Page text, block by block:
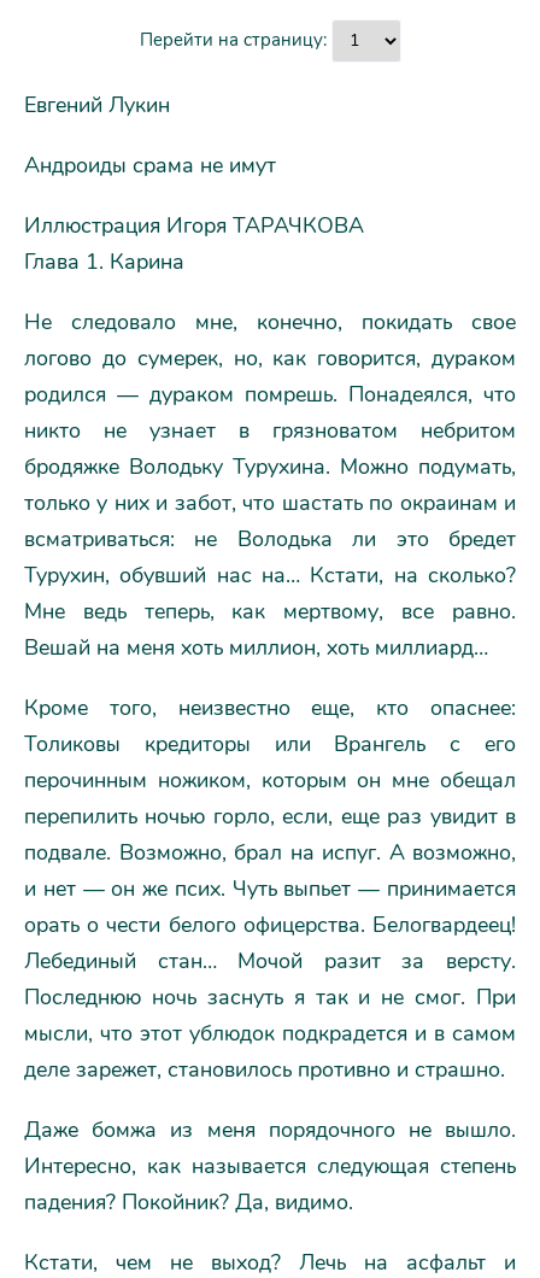
Перейти на страницу:
Евгений Лукин
Андроиды срама не имут
Иллюстрация Игоря ТАРАЧКОВА
Глава 1. Карина
Не следовало мне, конечно, покидать свое
логово до сумерек, но, как говорится, дураком
родился — дураком помрешь. Понадеялся, что
никто не узнает в грязноватом небритом
бродяжке Володьку Турухина. Можно подумать,
только у них и забот, что шастать по окраинам и
всматриваться: не Володька ли это бредет
Турухин, обувший нас на… Кстати, на сколько?
Мне ведь теперь, как мертвому, все равно.
Вешай на меня хоть миллион, хоть миллиард…
Кроме того, неизвестно еще, кто опаснее:
Толиковы кредиторы или Врангель с его
перочинным ножиком, которым он мне обещал
перепилить ночью горло, если, еще раз увидит в
подвале. Возможно, брал на испуг. А возможно,
и нет — он же псих. Чуть выпьет — принимается
орать о чести белого офицерства. Белогвардеец!
Лебединый стан… Мочой разит за версту.
Последнюю ночь заснуть я так и не смог. При
мысли, что этот ублюдок подкрадется и в самом
деле зарежет, становилось противно и страшно.
Даже бомжа из меня порядочного не вышло.
Интересно, как называется следующая степень
падения? Покойник? Да, видимо.
Кстати, чем не выход? Лечь на асфальт и